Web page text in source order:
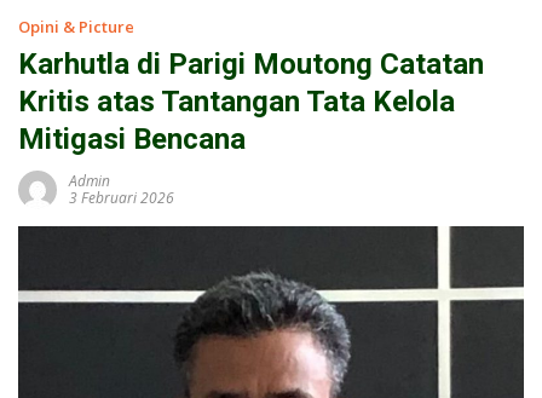
Opini & Picture
Karhutla di Parigi Moutong Catatan
Kritis atas Tantangan Tata Kelola
Mitigasi Bencana
Admin
3 Februari 2026